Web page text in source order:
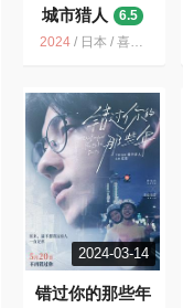
城市猎人
6.5
2024 / 日本 / 喜剧 动作 爱情 悬疑 犯罪
2024-03-14
错过你的那些年